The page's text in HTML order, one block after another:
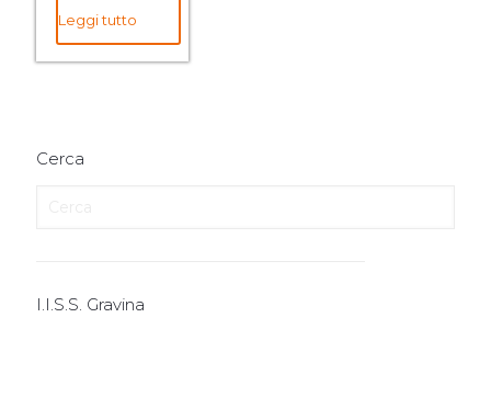
Leggi tutto
Cerca
I.I.S.S. Gravina